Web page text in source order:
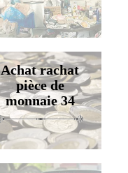
Achat rachat
pièce de
monnaie 34